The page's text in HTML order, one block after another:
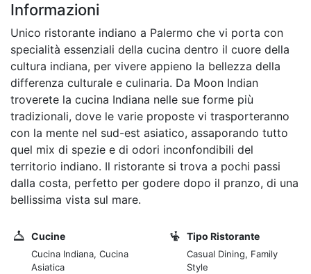
Informazioni
Unico ristorante indiano a Palermo che vi porta con
specialità essenziali della cucina dentro il cuore della
cultura indiana, per vivere appieno la bellezza della
differenza culturale e culinaria. Da Moon Indian
troverete la cucina Indiana nelle sue forme più
tradizionali, dove le varie proposte vi trasporteranno
con la mente nel sud-est asiatico, assaporando tutto
quel mix di spezie e di odori inconfondibili del
territorio indiano. Il ristorante si trova a pochi passi
dalla costa, perfetto per godere dopo il pranzo, di una
bellissima vista sul mare.
Cucine
Cucina Indiana, Cucina
Asiatica
Tipo Ristorante
Casual Dining, Family
Style